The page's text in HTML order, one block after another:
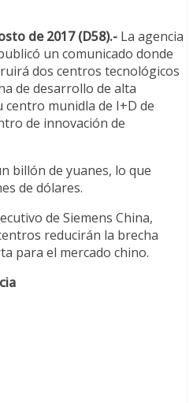
de 2017 (D58).- La agencia
un comunicado donde
dos centros tecnológicos
de desarrollo de alta
centro munidla de I+D de
de innovación de
billón de yuanes, lo que
de dólares.
de Siemens China,
reducirán la brecha
para el mercado chino.